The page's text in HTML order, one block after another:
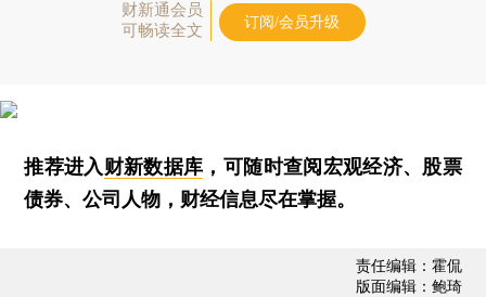
财新通会员
可畅读全文
订阅/会员升级
推荐进入财新数据库 ，可随时查阅宏观经济、股票
债券、公司人物，财经信息尽在掌握。
责任编辑：霍侃
版面编辑：鲍琦